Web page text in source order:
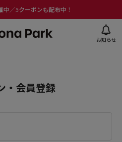
中／5クーポンも配布中！
お知らせ
・会員登録